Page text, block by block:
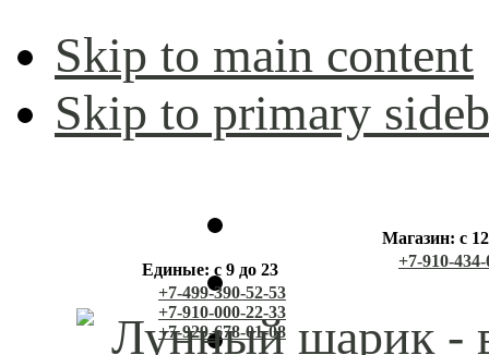
Skip to main content
Skip to primary
Единые: с 9 до 23
+7-499-390-52-53
+7-910-000-22-33
+7-929-678-01-08
Магазин: с
+7-910-